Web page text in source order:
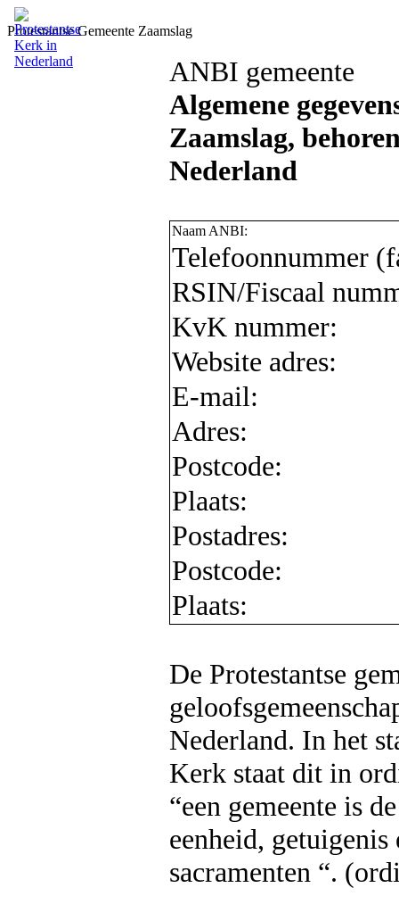
Protestantse Gemeente Zaamslag
ANBI gemeente
Algemene
Zaamslag,
Nederland
Naam ANBI:
Telefoonnummer
RSIN/Fiscaal
KvK nummer:
Website adres:
E-mail:
Adres:
Postcode:
Plaats:
Postadres:
Postcode:
Plaats:
De Protestantse
Nederland. In het
Kerk staat dit in
“een gemeente is
eenheid,
sacramenten “.